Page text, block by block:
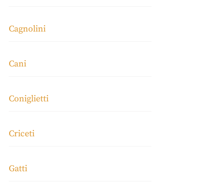
Cagnolini
Cani
Coniglietti
Criceti
Gatti